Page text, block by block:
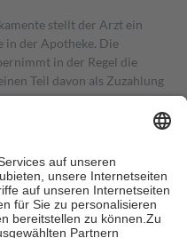
stellt der Arzt ein
in der Apotheke. Die
in der Regel die
Teil davon als Zuzahlung
in Höhe von zehn
nie mehr als die tatsächlichen
für Online-Apotheken.
beträgt die
zehn Euro je